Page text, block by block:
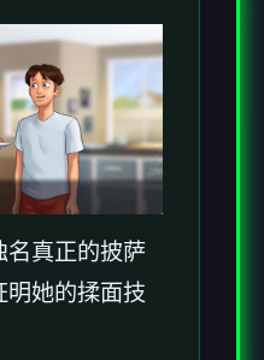
名真正的披萨
明她的揉面技